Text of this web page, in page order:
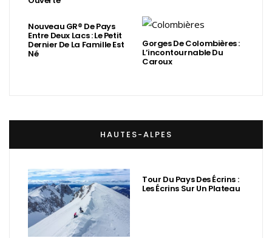
Nouveau GR® De Pays
Entre Deux Lacs : Le Petit
Dernier De La Famille Est
Né
Gorges De Colombières :
L’incontournable Du
Caroux
HAUTES-ALPES
Tour Du Pays Des Écrins :
Les Écrins Sur Un Plateau